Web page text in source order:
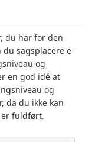
du har for den
sagsplacere e-
og
en god idé at
og
da du ikke kan
fuldført.